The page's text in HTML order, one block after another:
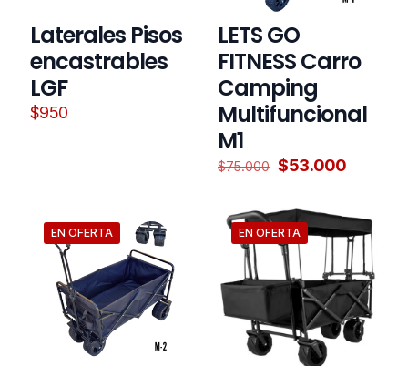
Laterales Pisos
encastrables
LGF
$950
LETS GO
FITNESS Carro
Camping
Multifuncional
M1
$75.000 El
era:
$75.000.
$53.000El
es:
EN OFERTA EN OFERTA